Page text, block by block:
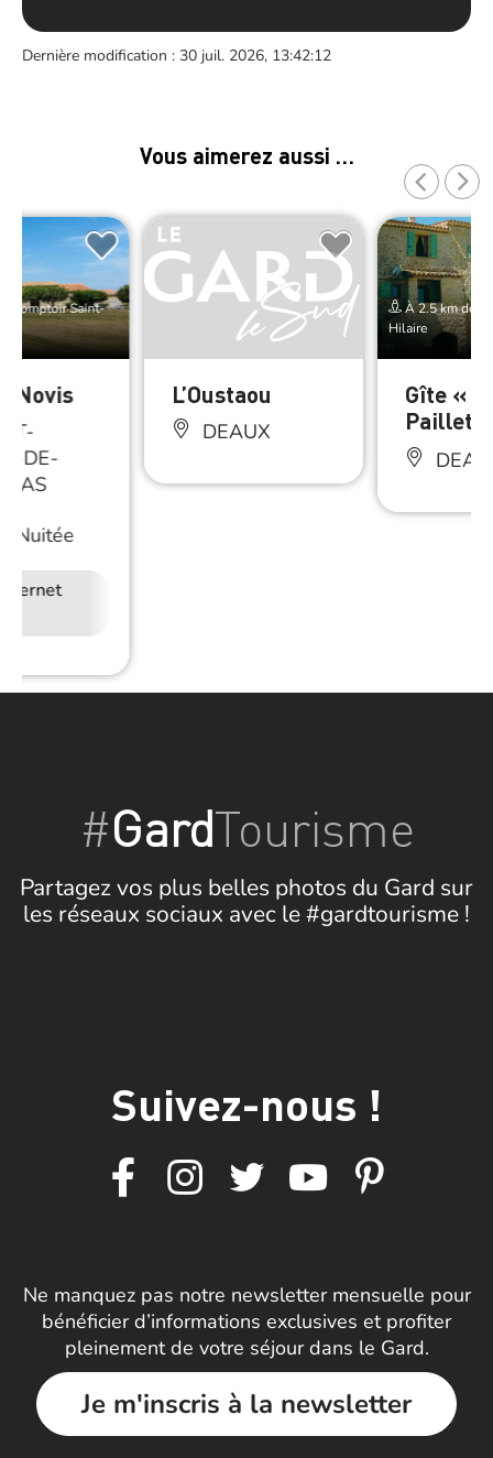
Dernière modification : 30 juil. 2026, 13:42:12
Vous aimerez aussi …
Comptoir Saint-
Novis
DE-
Nuitée
L’Oustaou
DEAUX
À 2.5 km de
Hilaire
Gîte «
Paillet
#GardTourisme
Partagez vos plus belles photos du Gard sur
les réseaux sociaux avec le #gardtourisme !
Suivez-nous !
Ne manquez pas notre newsletter mensuelle pour
bénéficier d’informations exclusives et profiter
pleinement de votre séjour dans le Gard.
Je m'inscris à la newsletter